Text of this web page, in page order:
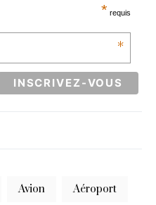
* requis
*
Avion Aéroport